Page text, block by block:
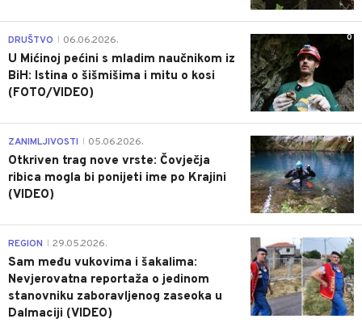
0
DRUŠTVO 06.06.2026.
U Mićinoj pećini s mladim naučnikom iz
BiH: Istina o šišmišima i mitu o kosi
(FOTO/VIDEO)
0
ZANIMLJIVOSTI 05.06.2026.
Otkriven trag nove vrste: Čovječja
ribica mogla bi ponijeti ime po Krajini
(VIDEO)
0
REGION 29.05.2026.
Sam među vukovima i šakalima:
Nevjerovatna reportaža o jedinom
stanovniku zaboravljenog zaseoka u
Dalmaciji (VIDEO)